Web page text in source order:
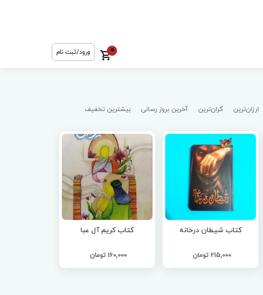
0 ورود/ثبت نام
ارزان‌ترین گران‌ترین آخرین بروز رسانی بیشترین تخفیف
کتاب شیطان درخانه
215,000 تومان
کتاب کریم آل عبا
160,000 تومان